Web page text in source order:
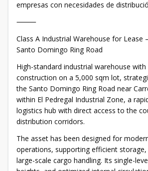
empresas con necesidades de
⸻
Class A Industrial Warehouse for Lease
Santo Domingo Ring Road
High-standard industrial warehouse
construction on a 5,000 sqm lot,
the Santo Domingo Ring Road near
within El Pedregal Industrial Zone, a
logistics hub with direct access to the
distribution corridors.
The asset has been designed for
operations, supporting efficient
large-scale cargo handling. Its single-